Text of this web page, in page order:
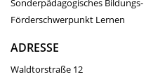
Sonderpädagogisches
Förderschwerpunkt Lernen
ADRESSE
Waldtorstraße 12